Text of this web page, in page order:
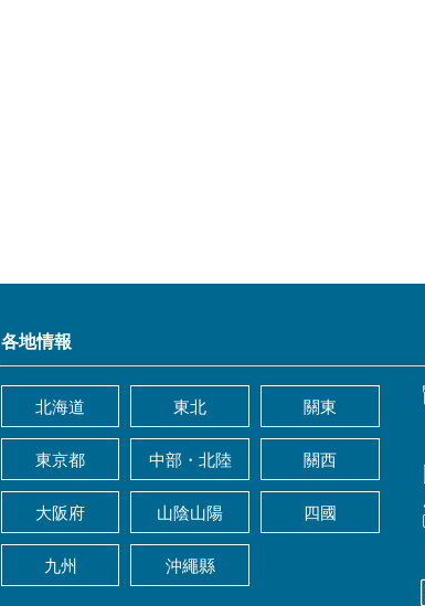
各地情報
北海道 東北 關東
東京都 中部・北陸 關西
大阪府 山陰山陽 四國
九州 沖繩縣